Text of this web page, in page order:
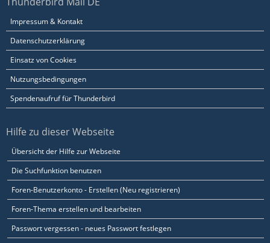
Impressum & Kontakt
Datenschutzerklärung
Einsatz von Cookies
Nutzungsbedingungen
Spendenaufruf für Thunderbird
Hilfe zu dieser Webseite
Übersicht der Hilfe zur Webseite
Die Suchfunktion benutzen
Foren-Benutzerkonto - Erstellen (Neu registrieren)
Foren-Thema erstellen und bearbeiten
Passwort vergessen - neues Passwort festlegen